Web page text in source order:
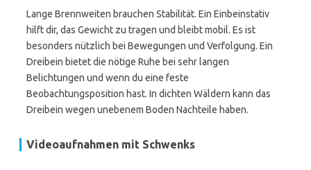
Lange Brennweiten brauchen Stabilität. Ein Einbeinstativ
hilft dir, das Gewicht zu tragen und bleibt mobil. Es ist
besonders nützlich bei Bewegungen und Verfolgung. Ein
Dreibein bietet die nötige Ruhe bei sehr langen
Belichtungen und wenn du eine feste
Beobachtungsposition hast. In dichten Wäldern kann das
Dreibein wegen unebenem Boden Nachteile haben.
Videoaufnahmen mit Schwenks